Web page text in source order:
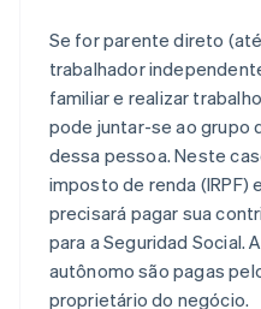
Se for parente direto
trabalhador
familiar e realizar
pode juntar-se ao grupo
dessa pessoa. Neste
imposto de renda (IRPF)
precisará pagar sua
para a Seguridad Social.
autônomo são pagas
proprietário do negócio.